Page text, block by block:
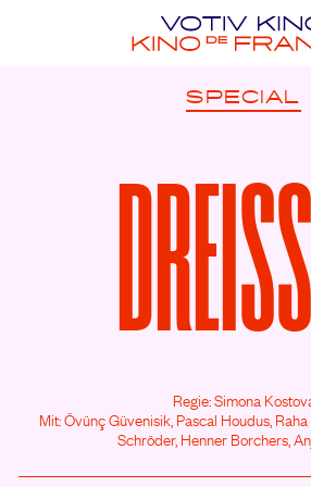
SPECIAL
DREISSIG
Regie: Simona
Mit: Övünç Güvenisik, Pascal Houdus,
Schröder, Henner Borchers,